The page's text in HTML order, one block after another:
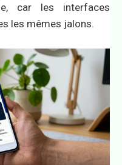
car les interfaces
les mêmes jalons.